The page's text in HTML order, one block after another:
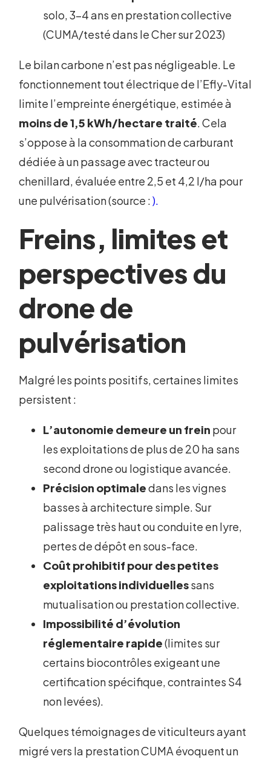
solo, 3-4 ans en prestation collective
(CUMA/testé dans le Cher sur 2023)
Le bilan carbone n’est pas négligeable. Le
fonctionnement tout électrique de l’Efly-Vital
limite l’empreinte énergétique, estimée à
moins de 1,5 kWh/hectare traité. Cela
s’oppose à la consommation de carburant
dédiée à un passage avec tracteur ou
chenillard, évaluée entre 2,5 et 4,2 l/ha pour
une pulvérisation (source :).
Freins, limites et
perspectives du
drone de
pulvérisation
Malgré les points positifs, certaines limites
persistent :
L’autonomie demeure un frein pour
les exploitations de plus de 20 ha sans
second drone ou logistique avancée.
Précision optimaledans les vignes
basses à architecture simple. Sur
palissage très haut ou conduite en lyre,
pertes de dépôt en sous-face.
Coût prohibitif pour des petites
exploitations individuellessans
mutualisation ou prestation collective.
Impossibilité d’évolution
réglementaire rapide(limites sur
certains biocontrôles exigeant une
certification spécifique, contraintes S4
non levées).
Quelques témoignages de viticulteurs ayant
migré vers la prestation CUMA évoquent un